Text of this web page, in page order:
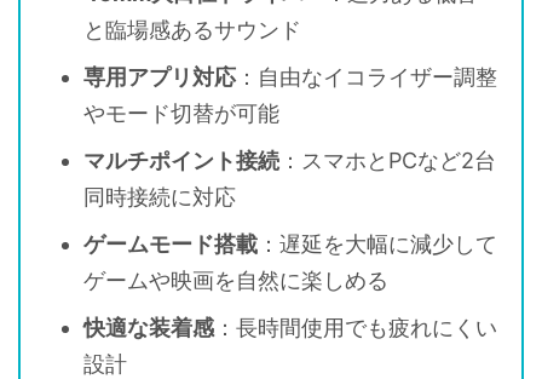
と臨場感あるサウンド
専用アプリ対応：自由なイコライザー調整
やモード切替が可能
マルチポイント接続 ：スマホとPCなど2台
同時接続に対応
ゲームモード搭載 ：遅延を大幅に減少して
ゲームや映画を自然に楽しめる
快適な装着感 ：長時間使用でも疲れにくい
設計